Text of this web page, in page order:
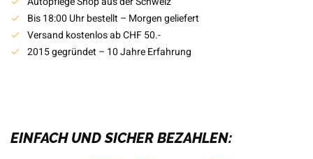
Bis 18:00 Uhr bestellt – Morgen geliefert
Versand kostenlos ab CHF 50.-
2015 gegründet – 10 Jahre Erfahrung
EINFACH UND SICHER BEZAHLEN: